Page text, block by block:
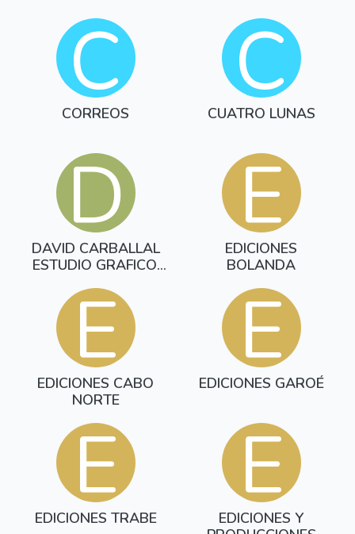
C
CORREOS C
CUATRO LUNAS
D
DAVID CARBALLAL
ESTUDIO GRAFICO,
E
EDICIONES
BOLANDA
E
EDICIONES CABO
NORTE
E
EDICIONES GAROÉ
E
EDICIONES TRABE E
EDICIONES Y